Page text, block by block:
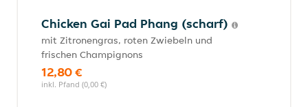
Chicken Gai Pad Phang (scharf)
mit Zitronengras, roten Zwiebeln und
frischen Champignons
12,80 €
inkl. Pfand (0,00 €)